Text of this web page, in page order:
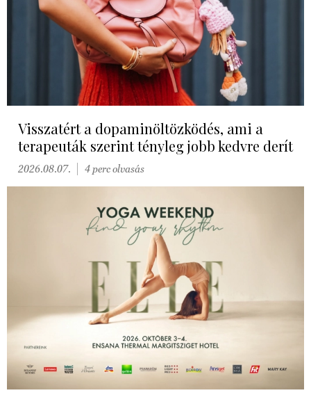
Visszatért a dopaminöltözködés, ami a
terapeuták szerint tényleg jobb kedvre derít
2026.08.07. 4 perc olvasás